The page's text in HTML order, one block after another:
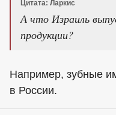
Цитата: Ларкис
А что Израиль
продукции?
Например, зубные
в России.